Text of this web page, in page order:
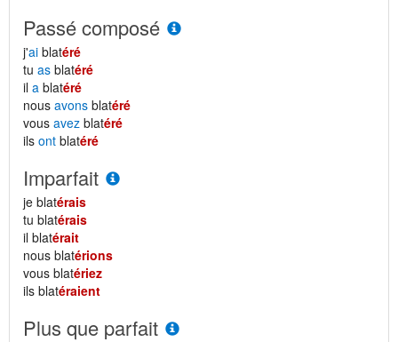
Passé composé
j'ai blatéré
tu as blatéré
il a blatéré
nous avons blatéré
vous avez blatéré
ils ont blatéré
Imparfait
je blatérais
tu blatérais
il blatérait
nous blatérions
vous blatériez
ils blatéraient
Plus que parfait